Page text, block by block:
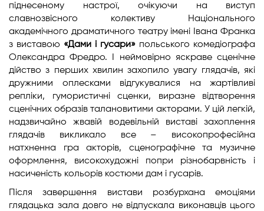
піднесеному настрої, очікуючи на виступ
славнозвісного колективу Національного
академічного драматичного театру імені Івана Франка
з виставою «Дами і гусари» польського комедіографа
Олександра Фредро. І неймовірно яскраве сценічне
дійство з перших хвилин захопило увагу глядачів, які
дружними оплесками відгукувалися на жартівливі
репліки, гумористичні сценки, виразне відтворення
сценічних образів талановитими акторами. У цій легкій,
надзвичайно жвавій водевільній виставі захоплення
глядачів викликало все – високопрофесійна
натхненна гра акторів, сценографічне та музичне
оформлення, високохудожні попри різнобарвність і
насиченість кольорів костюми дам і гусарів.
Після завершення вистави розбурхана емоціями
глядацька зала довго не відпускала виконавців цього